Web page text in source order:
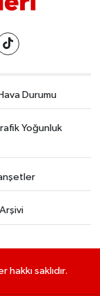
Durumu
Yoğunluk
saklıdır.